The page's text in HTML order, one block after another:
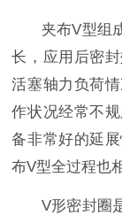
夹布V型组
长，应用后密
活塞轴力负荷
作状况经常不
备非常好的延
布V型全过程也
V形密封圈